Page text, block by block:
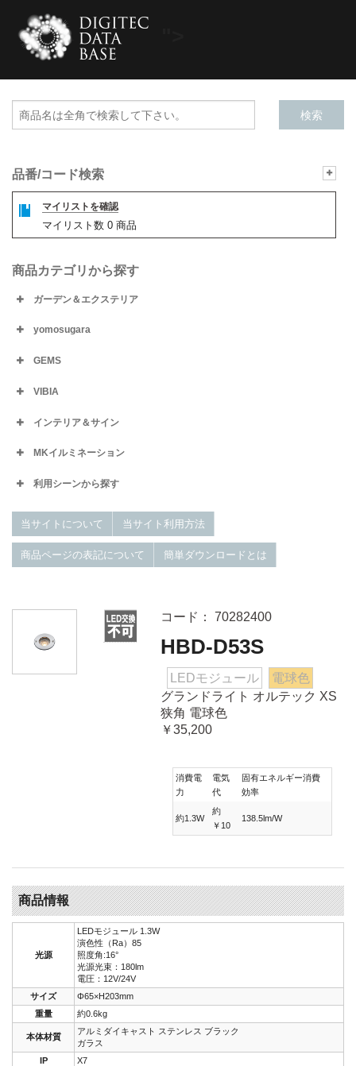
品番/コード検索
マイリストを確認
マイリスト数 0 商品
商品カテゴリから探す
ガーデン＆エクステリア
yomosugara
GEMS
VIBIA
インテリア＆サイン
MKイルミネーション
利用シーンから探す
当サイトについて 当サイト利用方法
商品ページの表記について 簡単ダウンロードとは
コード： 70282400
HBD-D53S
LEDモジュール
電球色
グランドライト オルテック XS
狭角 電球色
￥35,200
消費電
力
電気
代
固有エネルギー消費
効率
約1.3W
約
￥10
138.5lm/W
商品情報
光源
LEDモジュール 1.3W
演色性（Ra）85
照度角:16°
光源光束：180lm
電圧：12V/24V
サイズ
Φ65×H203mm
重量
約0.6kg
本体材質
アルミダイキャスト ステンレス ブラック
ガラス
IP
X7